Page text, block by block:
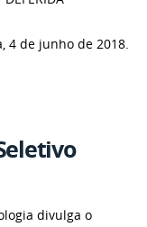
4 de junho de 2018.
divulga o